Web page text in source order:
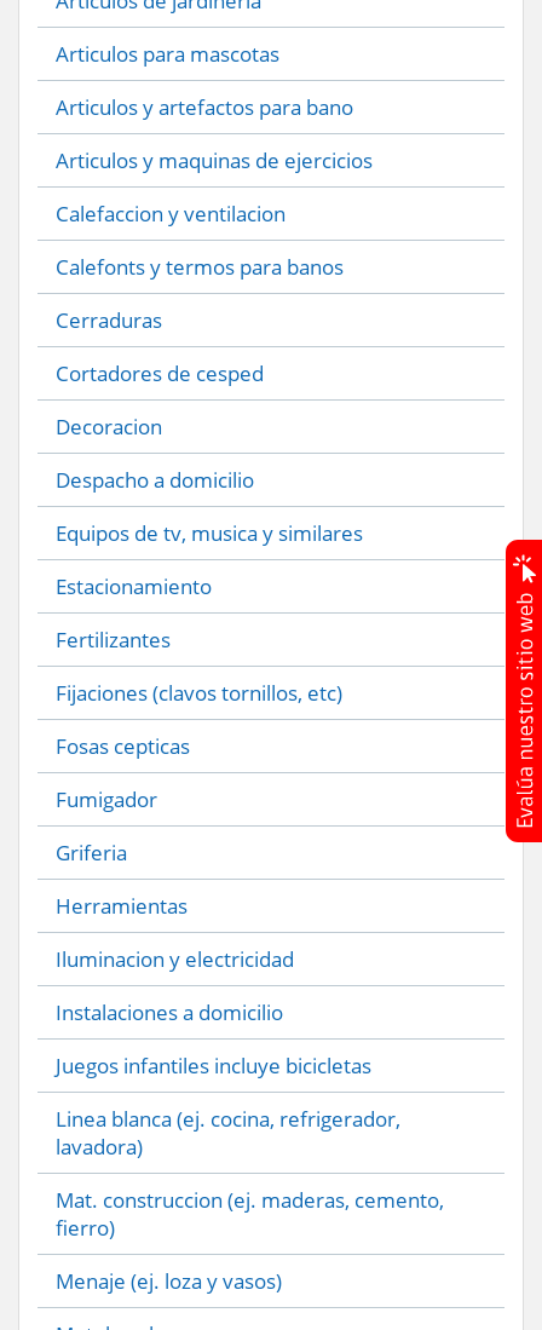
Articulos para mascotas
Articulos y artefactos para bano
Articulos y maquinas de ejercicios
Calefaccion y ventilacion
Calefonts y termos para banos
Cerraduras
Cortadores de cesped
Decoracion
Despacho a domicilio
Equipos de tv, musica y similares
Estacionamiento
Fertilizantes
Fijaciones (clavos tornillos, etc)
Fosas cepticas
Fumigador
Griferia
Herramientas
Iluminacion y electricidad
Instalaciones a domicilio
Juegos infantiles incluye bicicletas
Linea blanca (ej. cocina, refrigerador,
lavadora)
Mat. construccion (ej. maderas, cemento,
fierro)
Menaje (ej. loza y vasos)